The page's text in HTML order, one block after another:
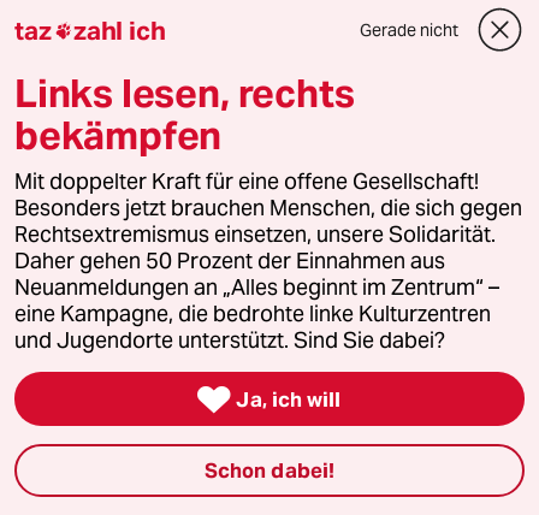
Mehr taz Angebote
Reisen
Kantine
Anzeigen
taz zahl ich Gerade nicht
Links lesen, rechts
bekämpfen
Mit doppelter Kraft für eine offene Gesellschaft!
Besonders jetzt brauchen Menschen, die sich gegen
Rechtsextremismus einsetzen, unsere Solidarität.
Daher gehen 50 Prozent der Einnahmen aus
Neuanmeldungen an „Alles beginnt im Zentrum“ –
eine Kampagne, die bedrohte linke Kulturzentren
und Jugendorte unterstützt. Sind Sie dabei?
 Ja, ich will
Schon dabei!